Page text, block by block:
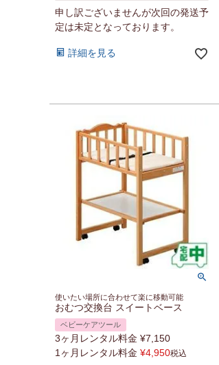
申し訳ございませんが次回の発送予
定は未定となっております。
詳細を見る
使いたい場所に合わせて楽に移動可能
おむつ交換台 スイートベース
ベビーケアツール
3ヶ月レンタル料金 ¥7,150
1ヶ月レンタル料金 ¥4,950税込